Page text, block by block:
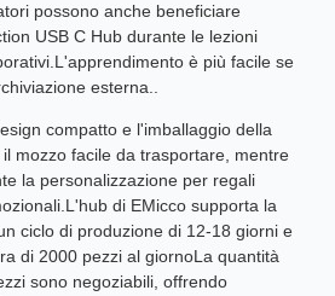
possono anche beneficiare
USB C Hub durante le lezioni
è più facile se
esterna..
compatto e l'imballaggio della
mozzo facile da trasportare, mentre
la personalizzazione per regali
di EMicco supporta la
ciclo di produzione di 12-18 giorni e
di 2000 pezzi al giornoLa quantità
sono negoziabili, offrendo